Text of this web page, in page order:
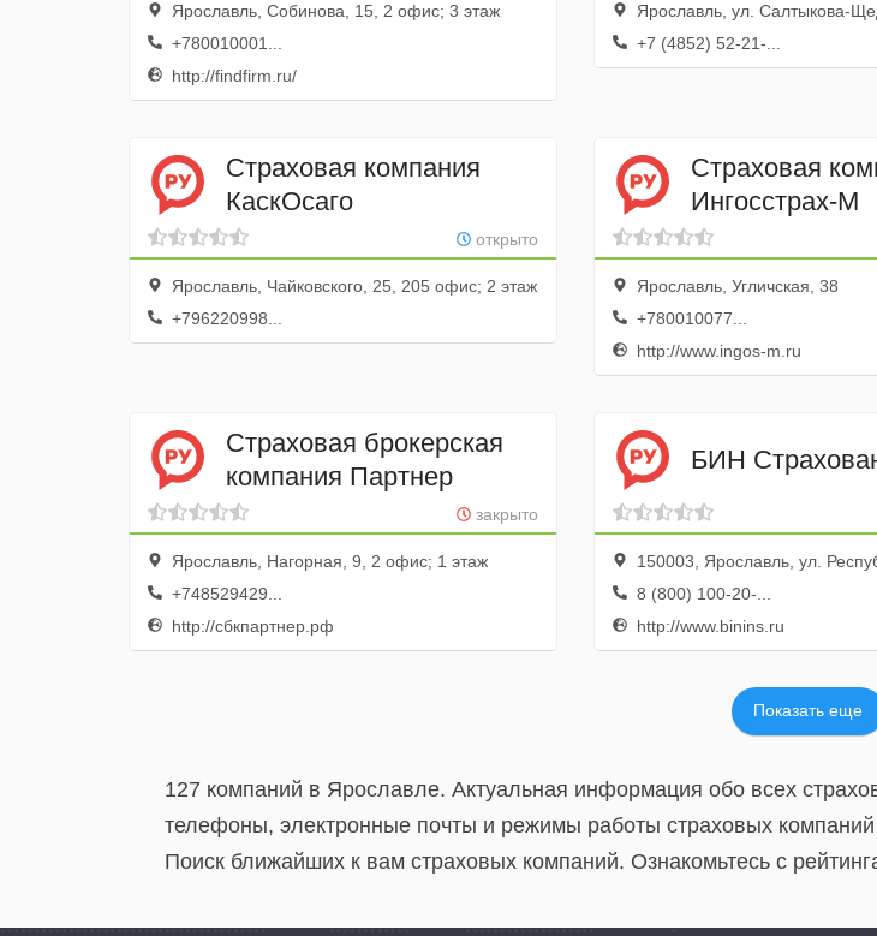
Ярославль, Собинова, 15, 2 офис; 3 этаж
+780010001...
http://findfirm.ru/
Ярославль, ул. Салтыкова-
+7 (4852) 52-21-...
Страховая компания
КаскОсаго
открыто
Ярославль, Чайковского, 25, 205 офис; 2 этаж
+796220998...
Страховая
Ингосстрах-М
Ярославль, Угличская, 38
+780010077...
http://www.ingos-m.ru
Страховая брокерская
компания Партнер
закрыто
Ярославль, Нагорная, 9, 2 офис; 1 этаж
+748529429...
http://сбкпартнер.рф
БИН
150003, Ярославль, ул.
8 (800) 100-20-...
http://www.binins.ru
Показать еще
127 компаний в Ярославле. Актуальная информация обо всех
телефоны, электронные почты и режимы работы страховых
Поиск ближайших к вам страховых компаний. Ознакомьтесь с